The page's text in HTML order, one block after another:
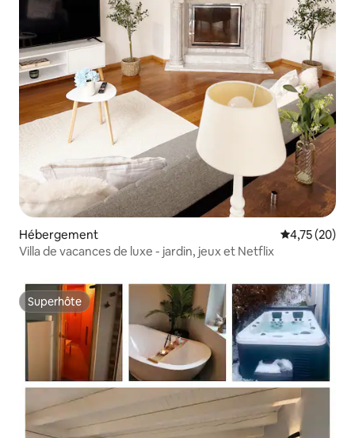
Hébergement Évaluation
4,75 (20)
Villa de vacances de luxe - jardin, jeux et Netflix
Superhôte
Superhôte